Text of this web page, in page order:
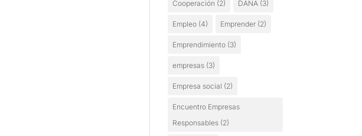
Cooperación (2) DANA (3)
Empleo (4) Emprender (2)
Emprendimiento (3)
empresas (3)
Empresa social (2)
Encuentro Empresas
Responsables (2)